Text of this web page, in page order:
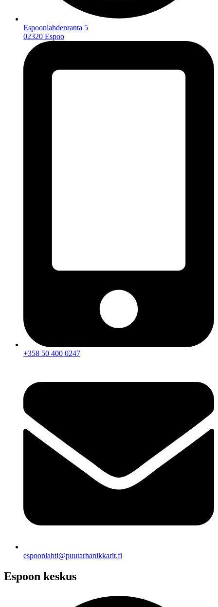
Espoonlahdenranta 5
02320 Espoo
+358 50 400 0247
espoonlahti@puutarhanikkarit.fi
Espoon keskus